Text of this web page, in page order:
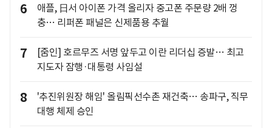
6
애플, 日서 아이폰 가격 올리자 중고폰 주문량 2배 껑
충… 리퍼폰 패널은 신제품용 추월
7
[줌인] 호르무즈 서명 앞두고 이란 리더십 증발… 최고
지도자 잠행·대통령 사임설
8
'추진위원장 해임' 올림픽선수촌 재건축… 송파구, 직무
대행 체제 승인